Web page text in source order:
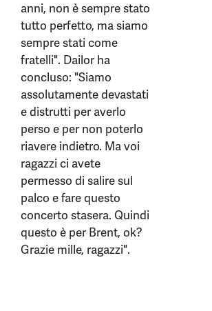
anni, non è sempre stato
tutto perfetto, ma siamo
sempre stati come
fratelli". Dailor ha
concluso: "Siamo
assolutamente devastati
e distrutti per averlo
perso e per non poterlo
riavere indietro. Ma voi
ragazzi ci avete
permesso di salire sul
palco e fare questo
concerto stasera. Quindi
questo è per Brent, ok?
Grazie mille, ragazzi".